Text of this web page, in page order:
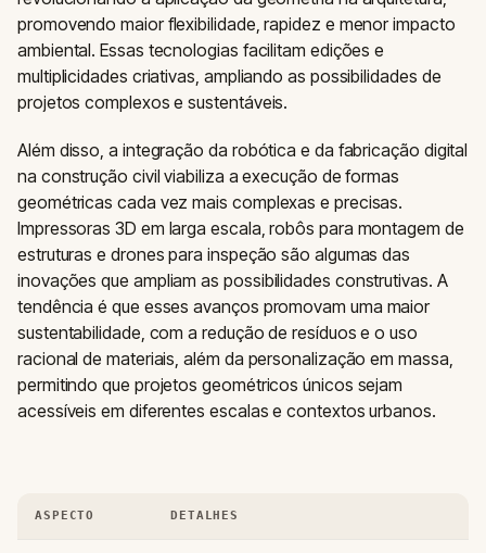
promovendo maior flexibilidade, rapidez e menor impacto
ambiental. Essas tecnologias facilitam edições e
multiplicidades criativas, ampliando as possibilidades de
projetos complexos e sustentáveis.
Além disso, a integração da robótica e da fabricação digital
na construção civil viabiliza a execução de formas
geométricas cada vez mais complexas e precisas.
Impressoras 3D em larga escala, robôs para montagem de
estruturas e drones para inspeção são algumas das
inovações que ampliam as possibilidades construtivas. A
tendência é que esses avanços promovam uma maior
sustentabilidade, com a redução de resíduos e o uso
racional de materiais, além da personalização em massa,
permitindo que projetos geométricos únicos sejam
acessíveis em diferentes escalas e contextos urbanos.
ASPECTO DETALHES